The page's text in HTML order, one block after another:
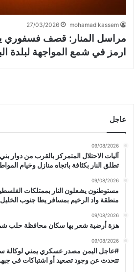
mohamad kassem
27/03/2026
مراسل المنار: قصف فسفوري
ارمز في شمع المواجهة لبلدة
عاجل
09/08/2026
آليات الاحتلال المتمركز بالقرب من دوار
تطلق النار بكثافة باتجاه منازل وخيام
09/08/2026
مستوطنون يشعلون النار بممتلكات
منطقة واد الرخيم بمسافر يطا جنوب
09/08/2026
هزة أرضية شعر بها سكان محافظة حلب
09/08/2026
#عاجل اليمن مصدر عسكري يمني لوكالة سبأ
تتحدث عن وجود تصعيد أو اشتباكات في